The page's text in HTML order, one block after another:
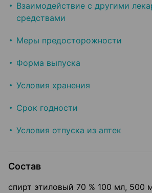
Взаимодействие с другими
средствами
Меры предосторожности
Форма выпуска
Условия хранения
Срок годности
Условия отпуска из аптек
Состав
спирт этиловый 70 % 100 мл, 500